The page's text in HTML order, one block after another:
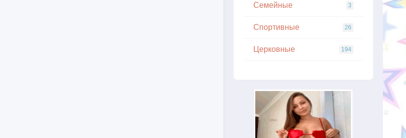
Семейные 3
Спортивные 26
Церковные 194